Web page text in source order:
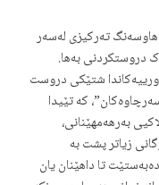
تەرکیزی لەسەر
دروستکردنی بەها.
شتێکی دروست
کە تێیدا
بەرھەمھێنانی،
بازرگانی زیاتر پشت بە
تا داهێنان یان